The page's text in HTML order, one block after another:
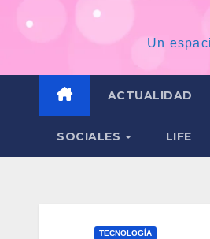
Un
ACTUALIDAD
SOCIALES LIFE
TECNOLOGÍA